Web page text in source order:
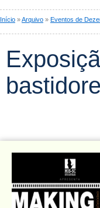
Início »Arquivo » Eventos de